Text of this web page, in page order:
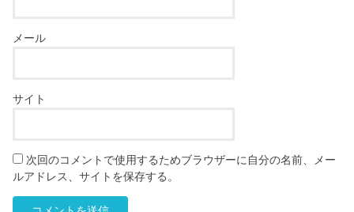
メール
サイト
次回のコメントで使用するためブラウザーに自分の名前、メー
ルアドレス、サイトを保存する。